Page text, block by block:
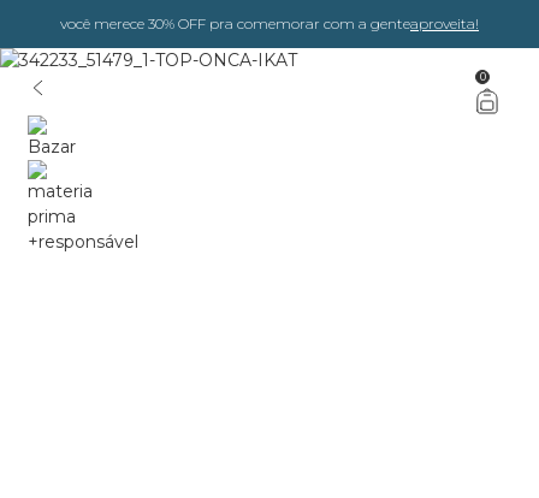
você merece 30% OFF pra comemorar com a genteaproveita!
0